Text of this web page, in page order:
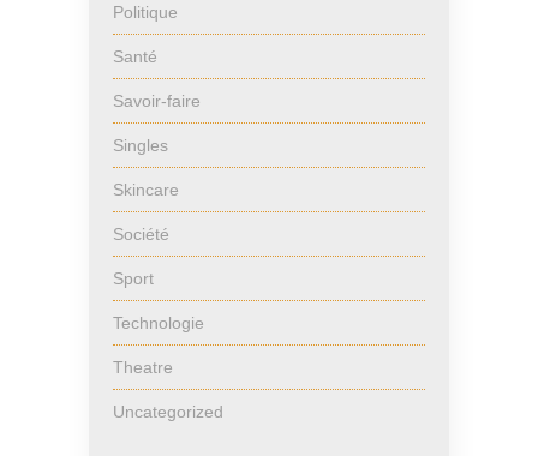
Politique
Santé
Savoir-faire
Singles
Skincare
Société
Sport
Technologie
Theatre
Uncategorized